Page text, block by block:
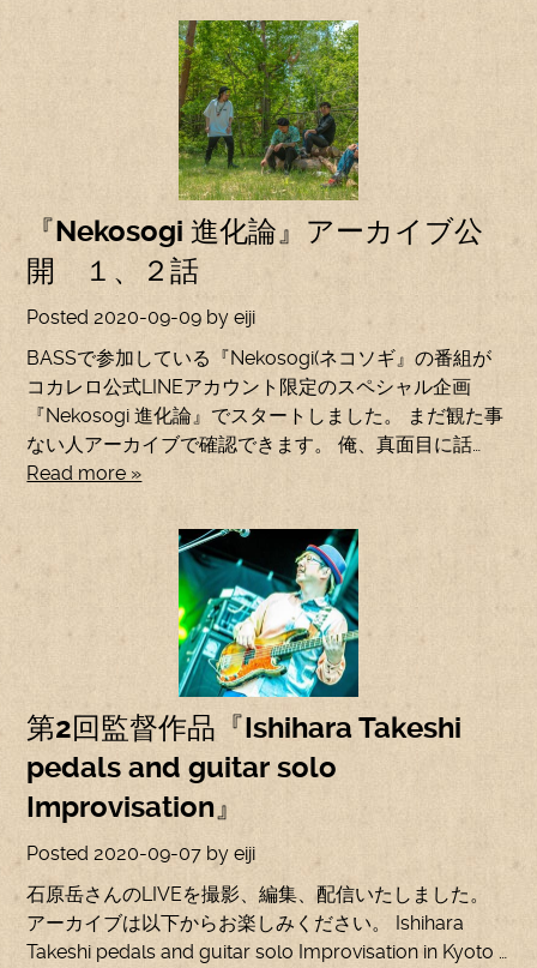
『Nekosogi 進化論』アーカイブ公
開 １、２話
Posted 2020-09-09 byeiji
BASSで参加している『Nekosogi(ネコソギ』の番組が
コカレロ公式LINEアカウント限定のスペシャル企画
『Nekosogi 進化論』でスタートしました。 まだ観た事
ない人アーカイブで確認できます。 俺、真面目に話…
Read more »
第2回監督作品『Ishihara Takeshi
pedals and guitar solo
Improvisation』
Posted2020-09-07 byeiji
石原岳さんのLIVEを撮影、編集、配信いたしました。
アーカイブは以下からお楽しみください。 Ishihara
Takeshi pedals and guitar solo Improvisation in Kyoto …